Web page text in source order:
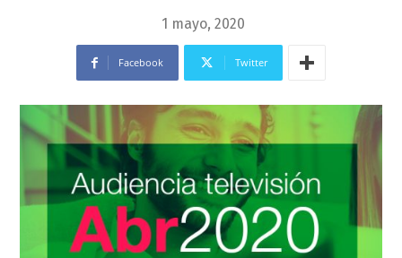
1 mayo, 2020
Facebook Twitter